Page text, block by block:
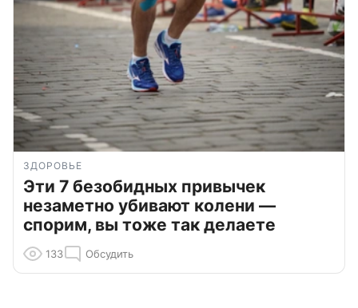
ЗДОРОВЬЕ
Эти 7 безобидных привычек
незаметно убивают колени —
спорим, вы тоже так делаете
133 Обсудить